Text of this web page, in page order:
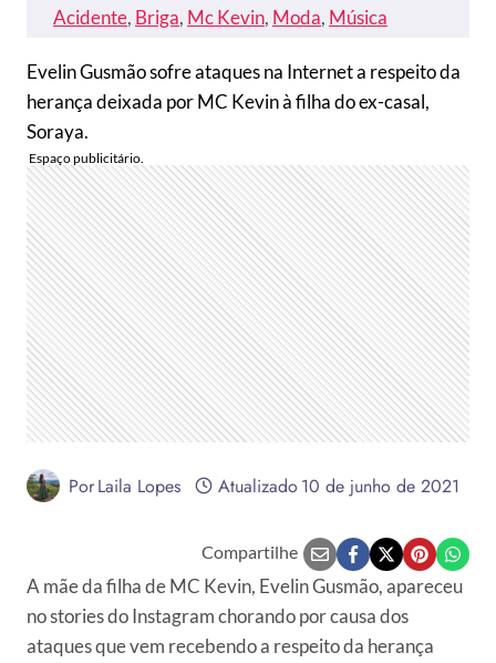
Acidente, Briga, Mc Kevin, Moda, Música
Evelin Gusmão sofre ataques na Internet a respeito da
herança deixada por MC Kevin à filha do ex-casal,
Soraya.
PorLaila Lopes Atualizado10 de junho de 2021
Compartilhe
A mãe da filha de MC Kevin, Evelin Gusmão, apareceu
no stories do Instagram chorando por causa dos
ataques que vem recebendo a respeito da herança